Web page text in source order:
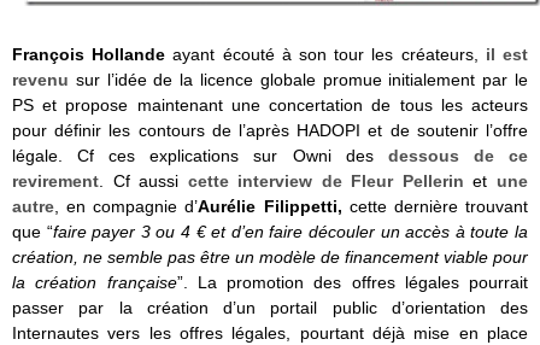
François Hollande ayant écouté à son tour les créateurs, il est
revenu sur l’idée de la licence globale promue initialement par le
PS et propose maintenant une concertation de tous les acteurs
pour définir les contours de l’après HADOPI et de soutenir l’offre
légale. Cf ces explications sur Owni des dessous de ce
revirement. Cf aussi cette interview de Fleur Pellerin et une
autre, en compagnie d’Aurélie Filippetti, cette dernière trouvant
que “faire payer 3 ou 4 € et d’en faire découler un accès à toute la
création, ne semble pas être un modèle de financement viable pour
la création française”. La promotion des offres légales pourrait
passer par la création d’un portail public d’orientation des
Internautes vers les offres légales, pourtant déjà mise en place